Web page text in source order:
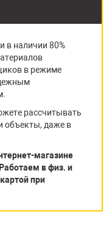
в наличии 80%
в режиме
рассчитывать
объекты, даже в
магазине
в физ. и
при